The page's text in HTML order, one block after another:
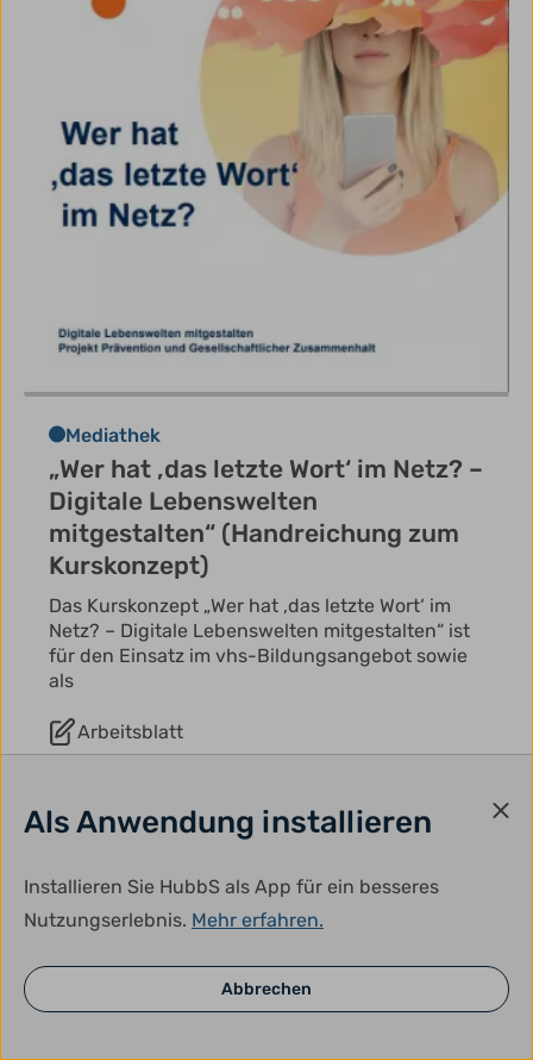
Mediathek
„Wer hat ‚das letzte Wort‘ im Netz? –
Digitale Lebenswelten
mitgestalten“ (Handreichung zum
Kurskonzept)
Das Kurskonzept „Wer hat ‚das letzte Wort‘ im
Netz? – Digitale Lebenswelten mitgestalten“ ist
für den Einsatz im vhs-Bildungsangebot sowie
als
Arbeitsblatt
Als Anwendung installieren
Installieren Sie HubbS als App für ein besseres
Nutzungserlebnis. Mehr erfahren.
Abbrechen